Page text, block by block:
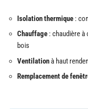
Isolation thermique :
Chauffage : chaudière à
bois
Ventilationà haut
Remplacement de